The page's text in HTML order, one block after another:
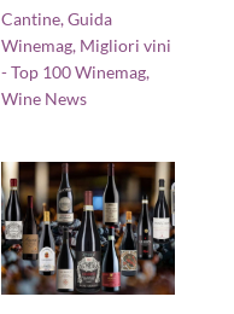
Cantine,Guida
Winemag, Migliori vini
- Top 100 Winemag,
Wine News